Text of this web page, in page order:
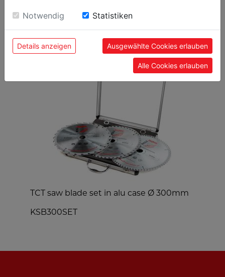
POPULAR PRODUCTS
TCT saw blade set in alu case Ø 300mm
KSB300SET
Einwilligung zu unseren Cookies.
Notwendig Statistiken
Details anzeigen Ausgewählte Cookies erlauben
Alle Cookies erlauben